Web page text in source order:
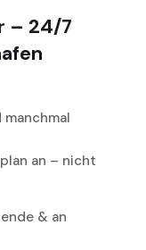
– 24/7
an – nicht
& an